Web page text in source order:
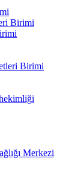
Birimi
Birimi
Merkezi